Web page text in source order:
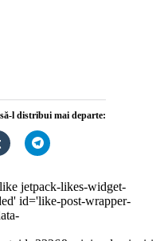
l distribui mai departe:
Dă
clic
partaja
pe
Tumblr(Se
deschide
într-
Dă
clic
pe
Telegram(Se
deschide
jetpack-likes-widget-
id='like-post-wrapper-